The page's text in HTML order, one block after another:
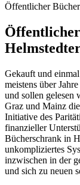
Öffentlicher
Gekauft und
meistens über
und sollen gelesen
Graz und Mainz
Initiative des
finanzieller
Bücherschrank in
unkompliziertes
inzwischen in der
und sich zu neuen